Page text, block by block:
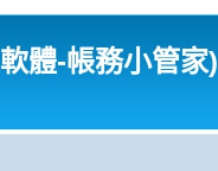
體-帳務小管家)